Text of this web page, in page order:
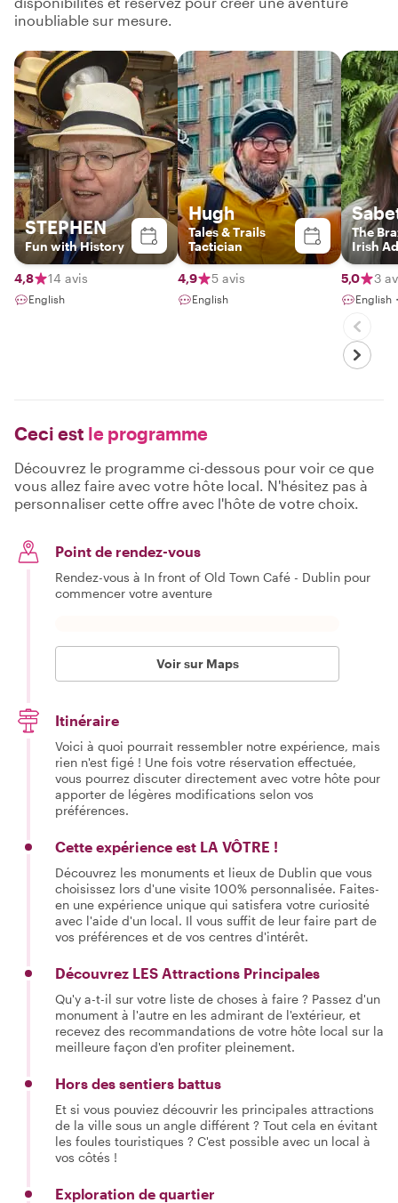
inoubliable sur mesure.
STEPHEN
Fun with History
4,8 14 avis
English
Hugh
Tales & Trails
Tactician
4,9 5 avis
English
The
Irish
Guide
5,0
3
English
Ceci est le programme
Découvrez le programme ci-dessous pour voir ce que
vous allez faire avec votre hôte local. N'hésitez pas à
personnaliser cette offre avec l'hôte de votre choix.
Point de rendez-vous
Rendez-vous à In front of Old Town Café - Dublin pour
commencer votre aventure
Voir sur Maps
Itinéraire
Voici à quoi pourrait ressembler notre expérience, mais
rien n'est figé ! Une fois votre réservation effectuée,
vous pourrez discuter directement avec votre hôte pour
apporter de légères modifications selon vos
préférences.
Cette expérience est LA VÔTRE !
Découvrez les monuments et lieux de Dublin que vous
choisissez lors d'une visite 100% personnalisée. Faites-
en une expérience unique qui satisfera votre curiosité
avec l'aide d'un local. Il vous suffit de leur faire part de
vos préférences et de vos centres d'intérêt.
Découvrez LES Attractions Principales
Qu'y a-t-il sur votre liste de choses à faire ? Passez d'un
monument à l'autre en les admirant de l'extérieur, et
recevez des recommandations de votre hôte local sur la
meilleure façon d'en profiter pleinement.
Hors des sentiers battus
Et si vous pouviez découvrir les principales attractions
de la ville sous un angle différent ? Tout cela en évitant
les foules touristiques ? C'est possible avec un local à
vos côtés !
Exploration de quartier